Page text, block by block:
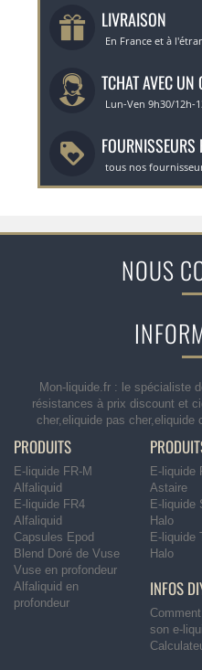
LIVRAISON
En France et à
TCHAT AVEC UN
Lun-Ven 9h30/12h-
FOURNISSEURS
tous nos
NOUS
Mon-liquide.fr : le spécialiste
résistances à prix discount et
cher,eliquide pas
PRODUITS
E-liquide FR-M
Alfaliquid
E-liquide FR4
Alfaliquid
Capsules Epod
Blend Doré de Vuse
Vuse en profondeur
Alfaliquid en
profondeur
E-liquide
Astaire
E-liquide
Halo
E-liquide
Halo
INFOS
son e-